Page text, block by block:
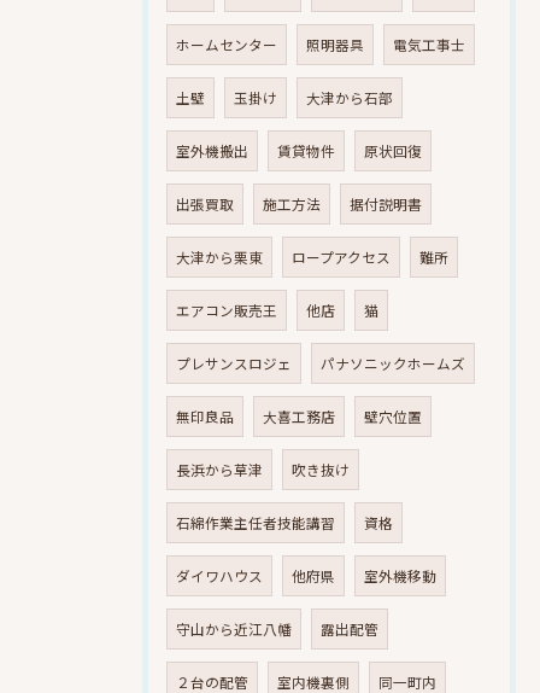
ホームセンター 照明器具 電気工事士
土壁 玉掛け 大津から石部
室外機搬出 賃貸物件 原状回復
出張買取 施工方法 据付説明書
大津から栗東 ロープアクセス 難所
エアコン販売王 他店 猫
プレサンスロジェ パナソニックホームズ
無印良品 大喜工務店 壁穴位置
長浜から草津 吹き抜け
石綿作業主任者技能講習 資格
ダイワハウス 他府県 室外機移動
守山から近江八幡 露出配管
２台の配管 室内機裏側 同一町内